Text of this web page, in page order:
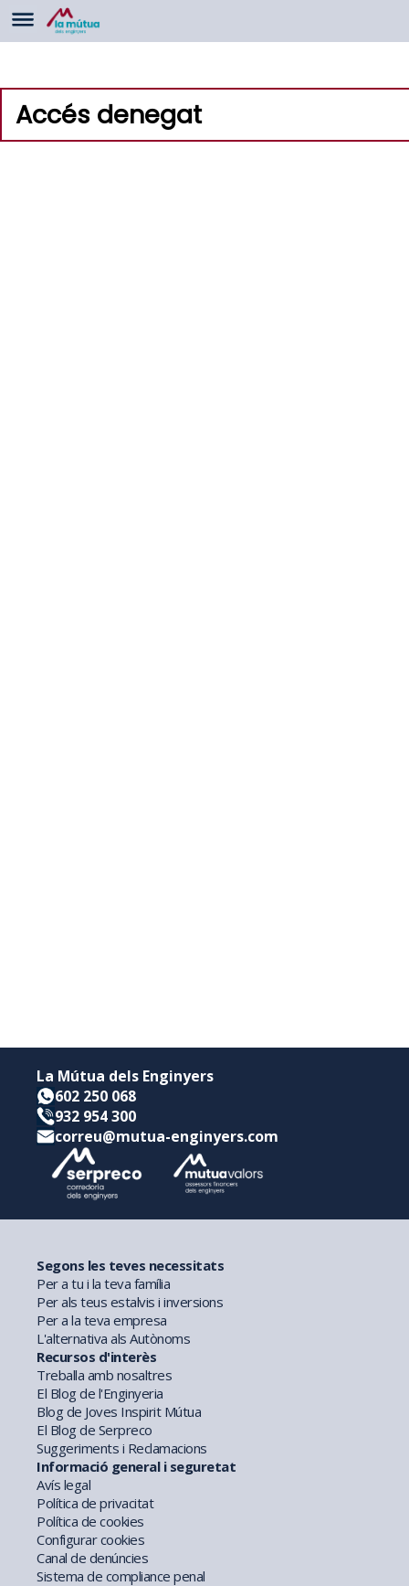
Accés denegat
La Mútua dels Enginyers
602 250 068
932 954 300
correu@mutua-enginyers.com
Segons les teves necessitats
Per a tu i la teva família
Per als teus estalvis i inversions
Per a la teva empresa
L'alternativa als Autònoms
Recursos d'interès
Treballa amb nosaltres
El Blog de l'Enginyeria
Blog de Joves Inspirit Mútua
El Blog de Serpreco
Suggeriments i Reclamacions
Informació general i seguretat
Avís legal
Política de privacitat
Política de cookies
Configurar cookies
Canal de denúncies
Sistema de compliance penal